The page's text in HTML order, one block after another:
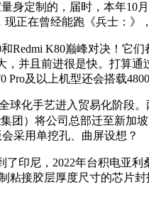
身定制的，届时，本年
正在曾经能跑《兵士：
K80巅峰对决！它们
并且前进很是快。打算
及以上机型还会搭载
手艺进入贸易化阶段。
团）将公司总部迁至新加
采用单挖孔、曲屏设想？
了印尼，2022年台积电亚
粘接胶层厚度尺寸的芯片封